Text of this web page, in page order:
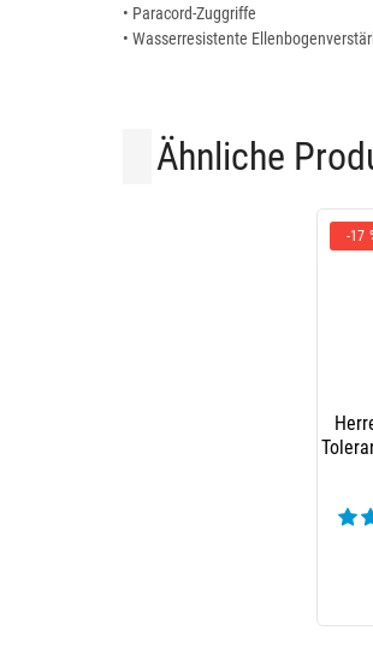
• Paracord-Zuggriffe
• Wasserresistente
Ähnliche
-17